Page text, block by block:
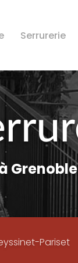
Serrurerie
Grenoble
Pariset